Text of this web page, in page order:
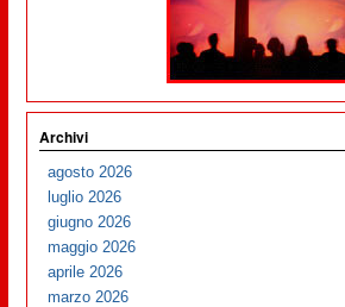
Archivi
agosto 2026
luglio 2026
giugno 2026
maggio 2026
aprile 2026
marzo 2026